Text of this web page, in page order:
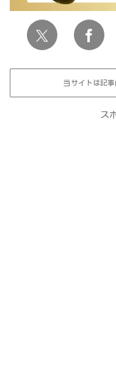
当サイトは記事
ス